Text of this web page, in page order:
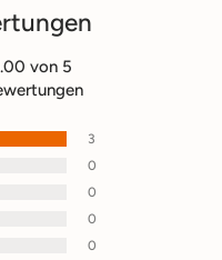
von 5
3
0
0
0
0